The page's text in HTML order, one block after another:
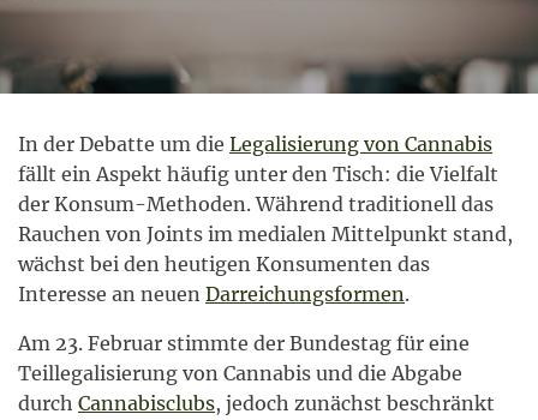
In der Debatte um die Legalisierung von Cannabis
fällt ein Aspekt häufig unter den Tisch: die Vielfalt
der Konsum-Methoden. Während traditionell das
Rauchen von Joints im medialen Mittelpunkt stand,
wächst bei den heutigen Konsumenten das
Interesse an neuen Darreichungsformen.
Am 23. Februar stimmte der Bundestag für eine
Teillegalisierung von Cannabis und die Abgabe
durch Cannabisclubs, jedoch zunächst beschränkt